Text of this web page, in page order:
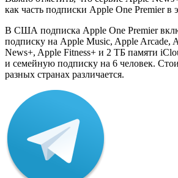
как часть подписки Apple One Premier в
В США подписка Apple One Premier
подписку на Apple Music, Apple Arcade,
News+, Apple Fitness+ и 2 ТБ памяти
и семейную подписку на 6 человек.
разных странах различается.